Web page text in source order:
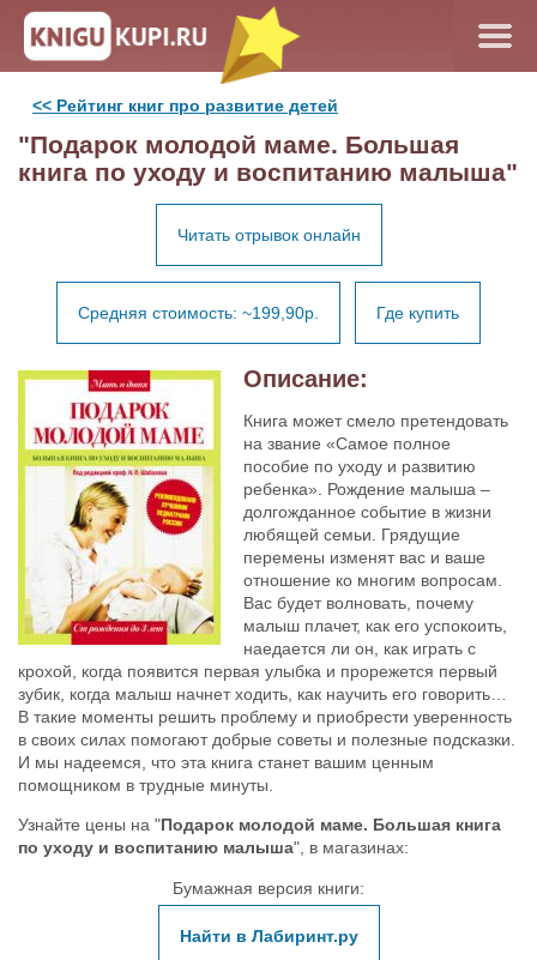
<< Рейтинг книг про развитие детей
"Подарок молодой маме. Большая
книга по уходу и воспитанию малыша"
Читать отрывок онлайн
Средняя стоимость: ~199,90р. Где купить
Описание:
Книга может смело претендовать
на звание «Самое полное
пособие по уходу и развитию
ребенка». Рождение малыша –
долгожданное событие в жизни
любящей семьи. Грядущие
перемены изменят вас и ваше
отношение ко многим вопросам.
Вас будет волновать, почему
малыш плачет, как его успокоить,
наедается ли он, как играть с
крохой, когда появится первая улыбка и прорежется первый
зубик, когда малыш начнет ходить, как научить его говорить…
В такие моменты решить проблему и приобрести уверенность
в своих силах помогают добрые советы и полезные подсказки.
И мы надеемся, что эта книга станет вашим ценным
помощником в трудные минуты.
Узнайте цены на "Подарок молодой маме. Большая книга
по уходу и воспитанию малыша", в магазинах:
Бумажная версия книги:
Найти в Лабиринт.ру